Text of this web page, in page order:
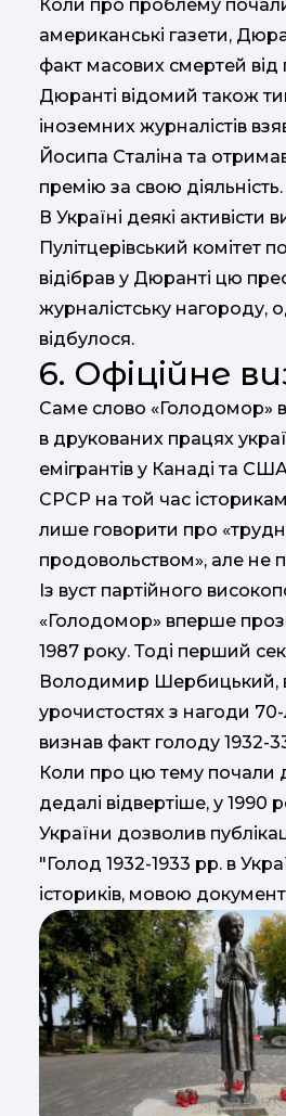
Коли про проблему
американські газети,
факт масових смертей від
Дюранті відомий також
іноземних журналістів
Йосипа Сталіна та
премію за свою діяльність.
В Україні деякі активісти
Пулітцерівський комітет
відібрав у Дюранті цю
журналістську нагороду,
відбулося.
6. Офіційне
Саме слово «Голодомор»
в друкованих працях
емігрантів у Канаді та
СРСР на той час
лише говорити про
продовольством», але не
Із вуст партійного
«Голодомор» вперше
1987 року. Тоді перший
Володимир Шербицький,
урочистостях з нагоди
визнав факт голоду 1932-
Коли про цю тему почали
дедалі відвертіше, у 1990
України дозволив
"Голод 1932-1933 рр. в
істориків, мовою